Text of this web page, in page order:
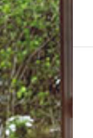
Miethäuser
Sondereigentum
Gewerbeeinheiten